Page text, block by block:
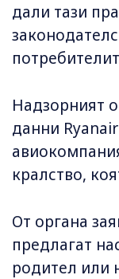
дали тази
Надзорният
данни
кралство,
От органа
предлагат
родител или